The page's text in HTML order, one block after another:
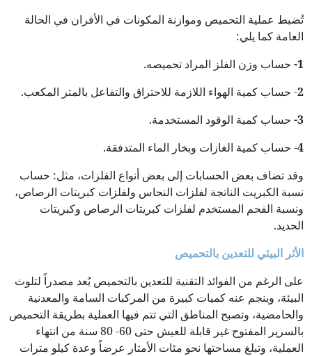
تُضبط عملية التحميص وموازنة المكونات في الأفران في الحالة
العامة كما يلي:
1
- حساب وزن الفلز المراد تحميصه.
2- حساب كمية الهواء اللازمة للاحتراق والتفاعل بالمتر المكعب.
3
- حساب كمية الوقود المستخدمة.
4- حساب كمية الغازات وبخار الماء المتدفقة.
وقد تضاف بعض الحسابات إلى بعض أنواع الفلزات، مثل: حساب
نسبة الكبريت الناتجة لفلزات النحاس ولفلزات كبريتات الرصاص،
ونسبة الفحم المستخدم لفلزات كبريتات الرصاص وكبريتات
الحديد.
الأثر البيئي للتعدين بالتحميص
على الرغم من الفوائد التقنية للتعدين بالتحميص يُعد مصدراً لتلوث
البيئة، وينجم عنه كميات كبيرة من المركبات السامة والمعدنية
والحامضية، وتصبح المناطق التي تتم فيها العملية بطريقة التحميص
بالسرير المفتوح غير قابلة للعيش حتى 60- 80 سنة من انتهاء
العملية، وتبلغ مساحتها نحو مئات الأمتار عرضاً وعدة كيلو مترات